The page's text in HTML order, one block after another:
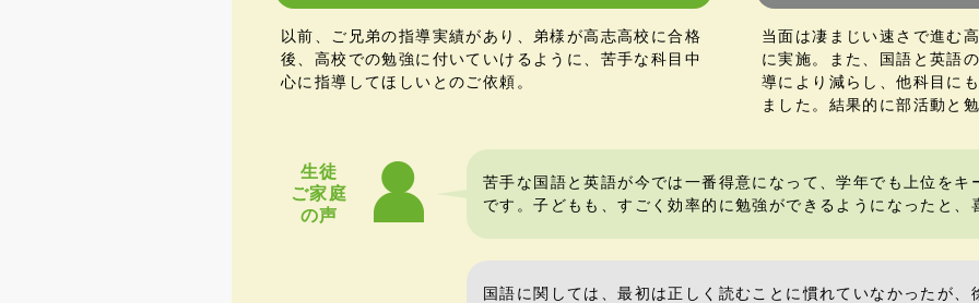
以前、ご兄弟の指導実績があり、弟様が高志高校に合格
後、高校での勉強に付いていけるように、苦手な科目中
心に指導してほしいとのご依頼。
当面は凄まじい速さで進む
に実施。また、国語と英語
導により減らし、他科目に
ました。結果的に部活動と
生徒
ご家庭
の声
苦手な国語と英語が今では一番得意になって、学年でも上位をキ
です。子どもも、すごく効率的に勉強ができるようになったと、
国語に関しては、最初は正しく読むことに慣れていなかったが、